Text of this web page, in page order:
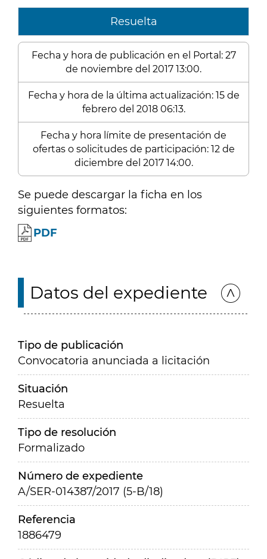
Resuelta
Fecha y hora de publicación en el Portal: 27
de noviembre del 2017 13:00.
Fecha y hora de la última actualización: 15 de
febrero del 2018 06:13.
Fecha y hora límite de presentación de
ofertas o solicitudes de participación: 12 de
diciembre del 2017 14:00.
Se puede descargar la ficha en los
siguientes formatos:
PDF
Datos del expediente
Tipo de publicación
Convocatoria anunciada a licitación
Situación
Resuelta
Tipo de resolución
Formalizado
Número de expediente
A/SER-014387/2017 (5-B/18)
Referencia
1886479